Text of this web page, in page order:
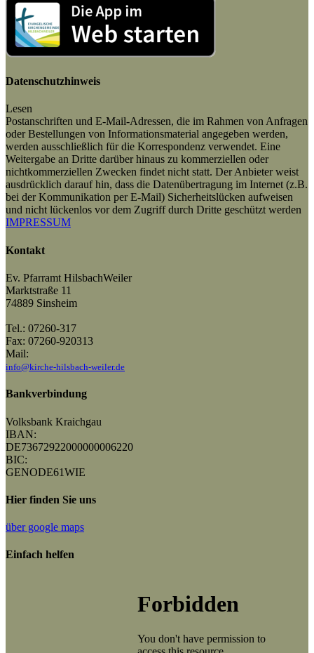
Datenschutzhinweis
Lesen
Postanschriften und E-Mail-Adressen, die im Rahmen von Anfragen
oder Bestellungen von Informationsmaterial angegeben werden,
werden ausschließlich für die Korrespondenz verwendet. Eine
Weitergabe an Dritte darüber hinaus zu kommerziellen oder
nichtkommerziellen Zwecken findet nicht statt. Der Anbieter weist
ausdrücklich darauf hin, dass die Datenübertragung im Internet (z.B.
bei der Kommunikation per E-Mail) Sicherheitslücken aufweisen
und nicht lückenlos vor dem Zugriff durch Dritte geschützt werden
IMPRESSUM
Kontakt
Ev. Pfarramt HilsbachWeiler
Marktstraße 11
74889 Sinsheim
Tel.: 07260-317
Fax: 07260-920313
Mail:
info@kirche-hilsbach-weiler.de
Bankverbindung
Volksbank Kraichgau
IBAN:
DE73672922000000006220
BIC:
GENODE61WIE
Hier finden Sie uns
über google maps
Einfach helfen